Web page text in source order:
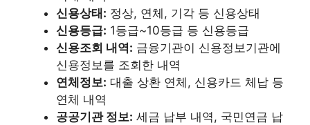
신용상태: 정상, 연체, 기각 등 신용상태
신용등급: 1등급~10등급 등 신용등급
신용조회 내역: 금융기관이 신용정보기관에
신용정보를 조회한 내역
연체정보: 대출 상환 연체, 신용카드 체납 등
연체 내역
공공기관 정보: 세금 납부 내역, 국민연금 납